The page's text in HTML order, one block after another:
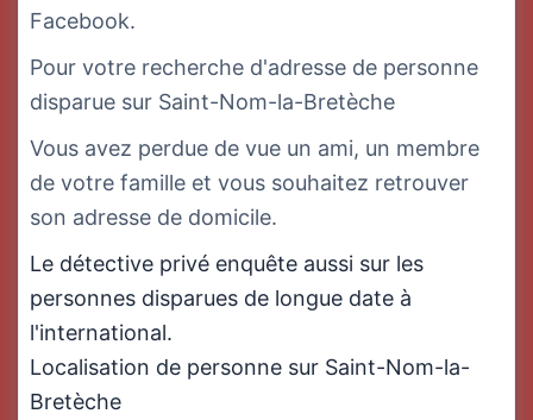
Facebook.
Pour votre recherche d'adresse de personne
disparue sur Saint-Nom-la-Bretèche
Vous avez perdue de vue un ami, un membre
de votre famille et vous souhaitez retrouver
son adresse de domicile.
Le détective privé enquête aussi sur les
personnes disparues de longue date à
l'international.
Localisation de personne sur Saint-Nom-la-
Bretèche